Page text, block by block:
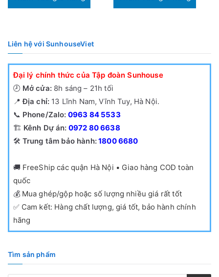
Liên hệ với SunhouseViet
Đại lý chính thức của Tập đoàn Sunhouse
🕗 Mở cửa:8h sáng – 21h tối
📍Địa chỉ: 13 Lĩnh Nam, Vĩnh Tuy, Hà Nội.
📞 Phone/Zalo: 0963 84 5533
🏗️ Kênh Dự án: 0972 80 6638
🛠️ Trung tâm bảo hành:1800 6680
🚚 FreeShip các quận Hà Nội • Giao hàng COD toàn
quốc
💰 Mua ghép/gộp hoặc số lượng nhiều giá rất tốt
✅ Cam kết: Hàng chất lượng, giá tốt, bảo hành chính
hãng
Tìm sản phẩm